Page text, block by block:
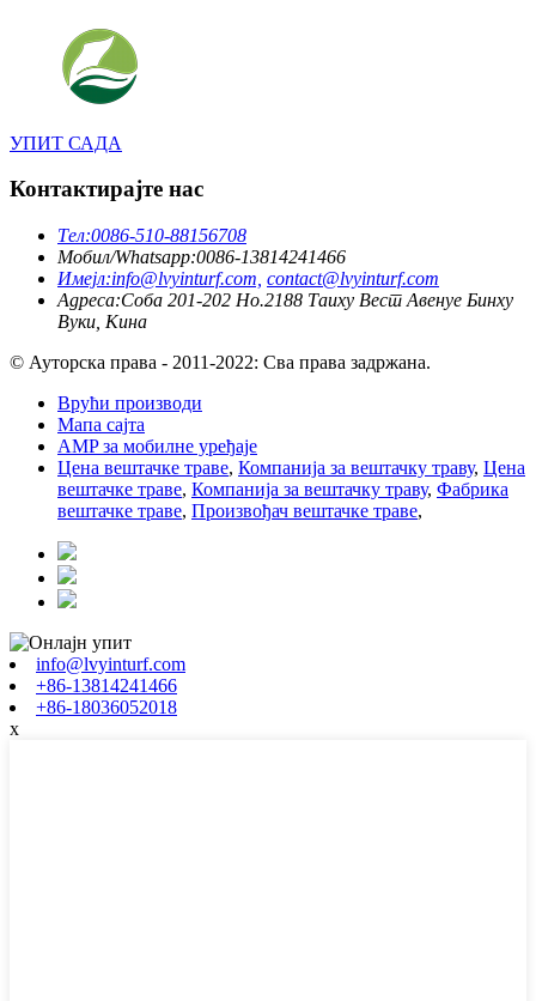
УПИТ САДА
Контактирајте нас
Тел:0086-510-88156708
Мобил/Whatsapp:0086-13814241466
Имејл:info@lvyinturf.com, contact@lvyinturf.com
Адреса:Соба 201-202 Но.2188 Таиху Вест Авенуе Бинху
Вуки, Кина
© Ауторска права - 2011-2022: Сва права задржана.
Врући производи
Мапа сајта
AMP за мобилне уређаје
Цена вештачке траве, Компанија за вештачку траву, Цена
вештачке траве, Компанија за вештачку траву, Фабрика
вештачке траве, Произвођач вештачке траве,
info@lvyinturf.com
+86-13814241466
+86-18036052018
x